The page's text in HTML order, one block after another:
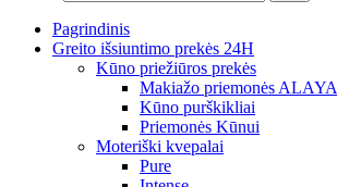
Pagrindinis
Greito išsiuntimo prekės 24H
Kūno priežiūros prekės
Makiažo priemonės ALAYA
Kūno purškikliai
Priemonės Kūnui
Moteriški kvepalai
Pure